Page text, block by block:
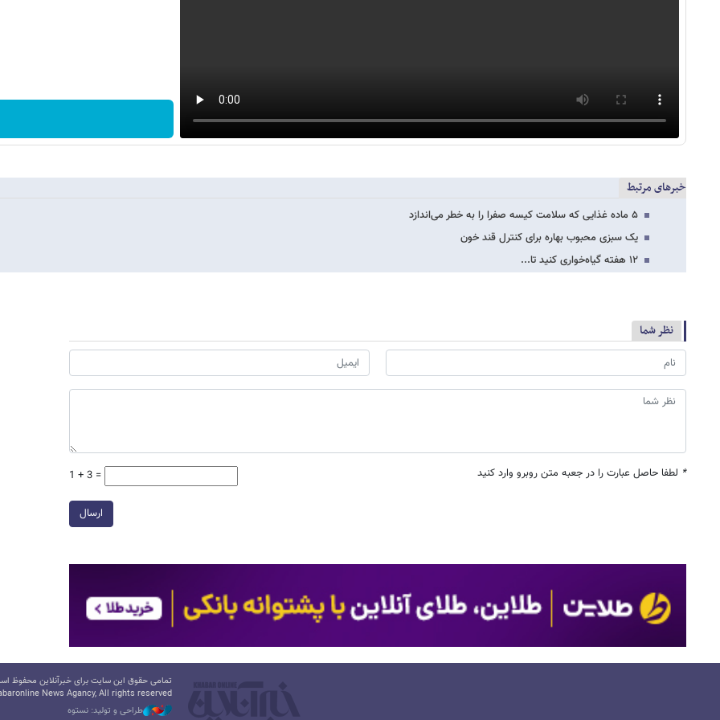
خبرهای مرتبط
۵ ماده غذایی که سلامت کیسه صفرا را به خطر می‌اندازد
یک سبزی محبوب بهاره برای کنترل قند خون
۱۲ هفته گیاه‌خواری کنید تا...
نظر شما
* لطفا حاصل عبارت را در جعبه متن روبرو وارد کنید 1 + 3 =
ارسال
تمامی حقوق این سایت برای خبرآنلاین محفوظ
News Agancy, All rights reserved
طراحی و تولید: نستوه